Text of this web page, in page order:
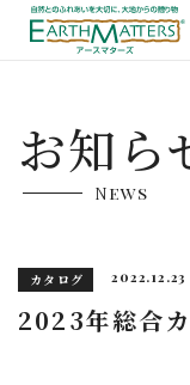
お知ら
News
カタログ 2022.12.23
2023年総合